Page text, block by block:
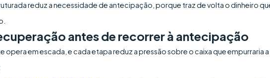
reduz a necessidade de antecipação, porque traz de volta o dinheiro
antes de recorrer à antecipação
em escada, e cada etapa reduz a pressão sobre o caixa que empurraria a